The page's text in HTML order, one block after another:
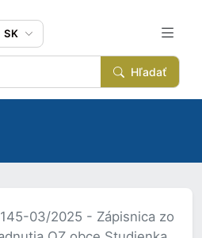
Hľadať
SK
03/2025 - Zápisnica zo